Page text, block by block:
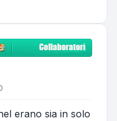
erano sia in solo